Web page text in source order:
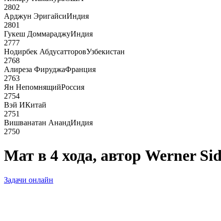
2802
Арджун ЭригайсиИндия
2801
Гукеш ДоммараджуИндия
2777
Нодирбек АбдусатторовУзбекистан
2768
Алиреза ФируджаФранция
2763
Ян НепомнящийРоссия
2754
Вэй ИКитай
2751
Вишванатан АнандИндия
2750
Мат в 4 хода, автор Werner
Задачи онлайн